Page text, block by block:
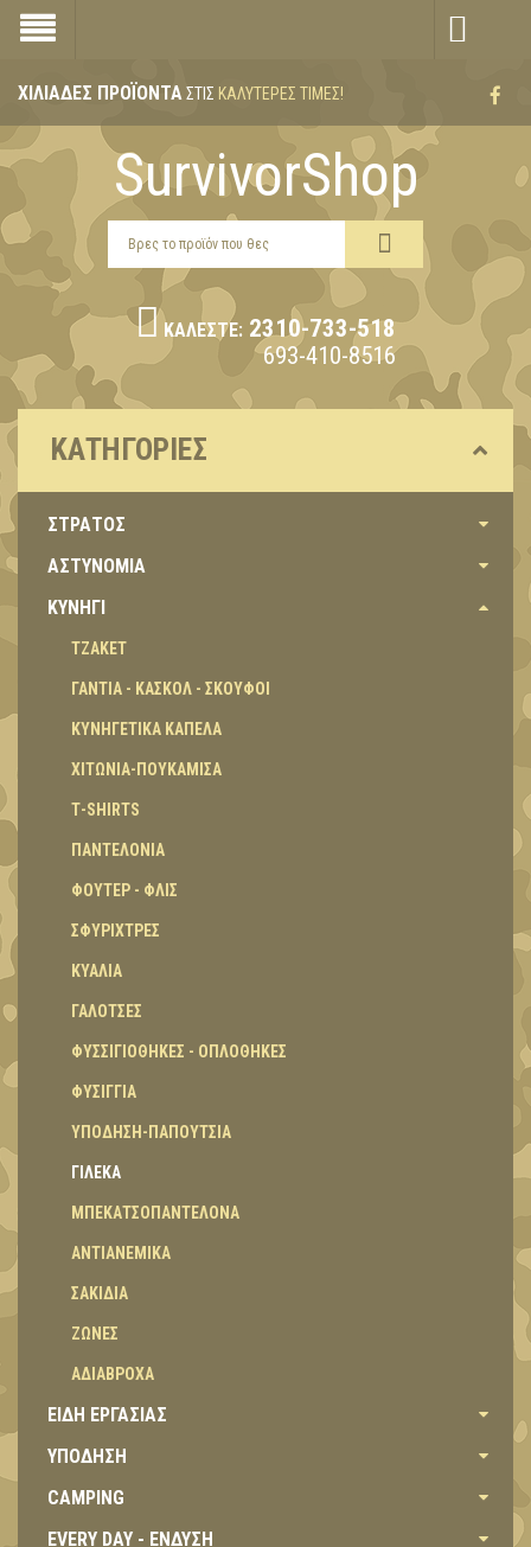
ΧΙΛΙΆΔΕΣ ΠΡΟΪΌΝΤΑΣΤΙΣ ΚΑΛΎΤΕΡΕΣ ΤΙΜΈΣ!
SurvivorShop
ΚΑΛΈΣΤΕ: 2310-733-518
693-410-8516
ΚΑΤΗΓΟΡΊΕΣ
ΣΤΡΑΤΟΣ
ΑΣΤΥΝΟΜΙΑ
ΚΥΝΗΓΙ
ΤΖΑΚΕΤ
ΓΑΝΤΙΑ - ΚΑΣΚΟΛ - ΣΚΟΥΦΟΙ
ΚΥΝΗΓΕΤΙΚΑ ΚΑΠΕΛΑ
ΧΙΤΩΝΙΑ-ΠΟΥΚΑΜΙΣΑ
Τ-SHIRTS
ΠΑΝΤΕΛΟΝΙΑ
ΦΟΥΤΕΡ - ΦΛΙΣ
ΣΦΥΡΙΧΤΡΕΣ
ΚΥΑΛΙΑ
ΓΑΛΟΤΣΕΣ
ΦΥΣΣΙΓΙΟΘΗΚΕΣ - ΟΠΛΟΘΗΚΕΣ
ΦΥΣΙΓΓΙΑ
ΥΠΟΔΗΣΗ-ΠΑΠΟΥΤΣΙΑ
ΓΙΛΕΚΑ
ΜΠΕΚΑΤΣΟΠΑΝΤΕΛΟΝΑ
ΑΝΤΙΑΝΕΜΙΚΑ
ΣΑΚΙΔΙΑ
ΖΩΝΕΣ
ΑΔΙΑΒΡΟΧΑ
ΕΙΔΗ ΕΡΓΑΣΙΑΣ
ΥΠΟΔΗΣΗ
CAMPING
EVERY DAY - ΕΝΔΥΣΗ